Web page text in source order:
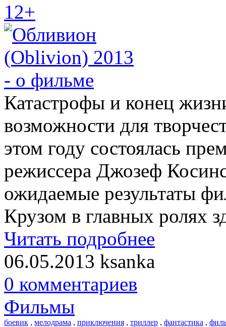
12+
Катастрофы и конец
возможности для
этом году состоялась
режиссера Джозеф
ожидаемые результаты
Крузом в главных ролях
Читать подробнее
06.05.2013 ksanka
0 комментариев
Фильмы
боевик , мелодрама , приключения , триллер , фантастика ,